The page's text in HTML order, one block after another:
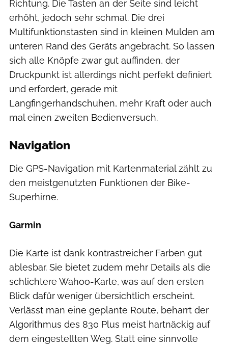
Richtung. Die Tasten an der Seite sind leicht
erhöht, jedoch sehr schmal. Die drei
Multifunktionstasten sind in kleinen Mulden am
unteren Rand des Geräts angebracht. So lassen
sich alle Knöpfe zwar gut auffinden, der
Druckpunkt ist allerdings nicht perfekt definiert
und erfordert, gerade mit
Langfingerhandschuhen, mehr Kraft oder auch
mal einen zweiten Bedienversuch.
Navigation
Die GPS-Navigation mit Kartenmaterial zählt zu
den meistgenutzten Funktionen der Bike-
Superhirne.
Garmin
Die Karte ist dank kontrastreicher Farben gut
ablesbar. Sie bietet zudem mehr Details als die
schlichtere Wahoo-Karte, was auf den ersten
Blick dafür weniger übersichtlich erscheint.
Verlässt man eine geplante Route, beharrt der
Algorithmus des 830 Plus meist hartnäckig auf
dem eingestellten Weg. Statt eine sinnvolle